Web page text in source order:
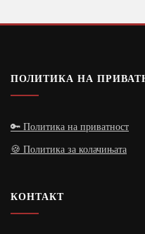
ПОЛИТИКА НА
🔑 Политика на приватност
🍪 Политика за колачињата
КОНТАКТ